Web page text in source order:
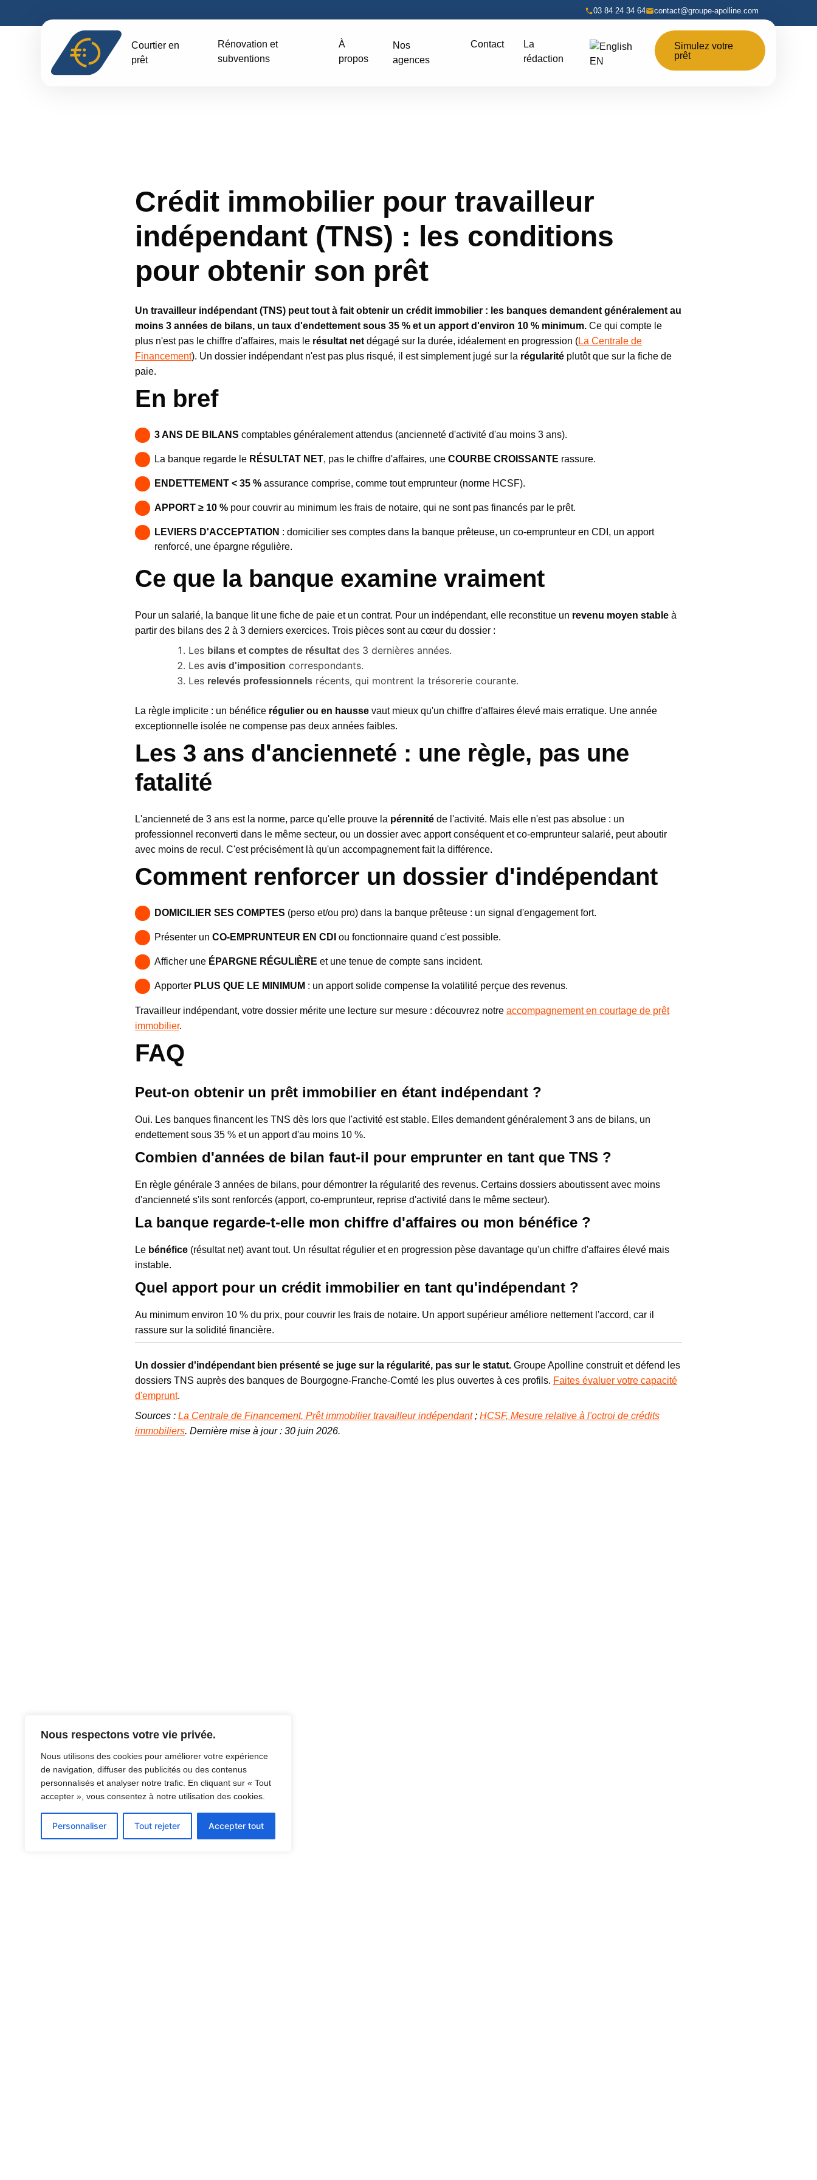
Nous respectons votre vie privée.
Nous utilisons des cookies pour améliorer votre expérience
de navigation, diffuser des publicités ou des contenus
personnalisés et analyser notre trafic. En cliquant sur « Tout
accepter », vous consentez à notre utilisation des cookies.
Personnaliser Tout rejeter Accepter tout
03 84 24 34 64 contact@groupe-apolline.com
Courtier en
prêt
Rénovation et
subventions
À
propos
Nos
agences
Contact
La
rédaction
EN
Simulez votre
prêt
Crédit immobilier pour travailleur
indépendant (TNS) : les conditions
pour obtenir son prêt
Un travailleur indépendant (TNS) peut tout à fait obtenir un crédit immobilier : les banques demandent généralement au
moins 3 années de bilans, un taux d'endettement sous 35 % et un apport d'environ 10 % minimum. Ce qui compte le
plus n'est pas le chiffre d'affaires, mais le résultat net dégagé sur la durée, idéalement en progression (La Centrale de
Financement). Un dossier indépendant n'est pas plus risqué, il est simplement jugé sur la régularité plutôt que sur la fiche de
paie.
En bref
3 ANS DE BILANS comptables généralement attendus (ancienneté d'activité d'au moins 3 ans).
La banque regarde le RÉSULTAT NET, pas le chiffre d'affaires, une COURBE CROISSANTE rassure.
ENDETTEMENT < 35 % assurance comprise, comme tout emprunteur (norme HCSF).
APPORT ≥ 10 % pour couvrir au minimum les frais de notaire, qui ne sont pas financés par le prêt.
LEVIERS D'ACCEPTATION : domicilier ses comptes dans la banque prêteuse, un co-emprunteur en CDI, un apport
renforcé, une épargne régulière.
Ce que la banque examine vraiment
Pour un salarié, la banque lit une fiche de paie et un contrat. Pour un indépendant, elle reconstitue un revenu moyen stable à
partir des bilans des 2 à 3 derniers exercices. Trois pièces sont au cœur du dossier :
Les bilans et comptes de résultat des 3 dernières années.
Les avis d'imposition correspondants.
Les relevés professionnels récents, qui montrent la trésorerie courante.
La règle implicite : un bénéfice régulier ou en hausse vaut mieux qu'un chiffre d'affaires élevé mais erratique. Une année
exceptionnelle isolée ne compense pas deux années faibles.
Les 3 ans d'ancienneté : une règle, pas une
fatalité
L'ancienneté de 3 ans est la norme, parce qu'elle prouve la pérennité de l'activité. Mais elle n'est pas absolue : un
professionnel reconverti dans le même secteur, ou un dossier avec apport conséquent et co-emprunteur salarié, peut aboutir
avec moins de recul. C'est précisément là qu'un accompagnement fait la différence.
Comment renforcer un dossier d'indépendant
DOMICILIER SES COMPTES (perso et/ou pro) dans la banque prêteuse : un signal d'engagement fort.
Présenter un CO-EMPRUNTEUR EN CDI ou fonctionnaire quand c'est possible.
Afficher une ÉPARGNE RÉGULIÈRE et une tenue de compte sans incident.
Apporter PLUS QUE LE MINIMUM : un apport solide compense la volatilité perçue des revenus.
Travailleur indépendant, votre dossier mérite une lecture sur mesure : découvrez notre accompagnement en courtage de prêt
immobilier.
FAQ
Peut-on obtenir un prêt immobilier en étant indépendant ?
Oui. Les banques financent les TNS dès lors que l'activité est stable. Elles demandent généralement 3 ans de bilans, un
endettement sous 35 % et un apport d'au moins 10 %.
Combien d'années de bilan faut-il pour emprunter en tant que TNS ?
En règle générale 3 années de bilans, pour démontrer la régularité des revenus. Certains dossiers aboutissent avec moins
d'ancienneté s'ils sont renforcés (apport, co-emprunteur, reprise d'activité dans le même secteur).
La banque regarde-t-elle mon chiffre d'affaires ou mon bénéfice ?
Le bénéfice (résultat net) avant tout. Un résultat régulier et en progression pèse davantage qu'un chiffre d'affaires élevé mais
instable.
Quel apport pour un crédit immobilier en tant qu'indépendant ?
Au minimum environ 10 % du prix, pour couvrir les frais de notaire. Un apport supérieur améliore nettement l'accord, car il
rassure sur la solidité financière.
Un dossier d'indépendant bien présenté se juge sur la régularité, pas sur le statut. Groupe Apolline construit et défend les
dossiers TNS auprès des banques de Bourgogne-Franche-Comté les plus ouvertes à ces profils. Faites évaluer votre capacité
d'emprunt.
Sources : La Centrale de Financement, Prêt immobilier travailleur indépendant; HCSF, Mesure relative à l'octroi de crédits
immobiliers. Dernière mise à jour : 30 juin 2026.